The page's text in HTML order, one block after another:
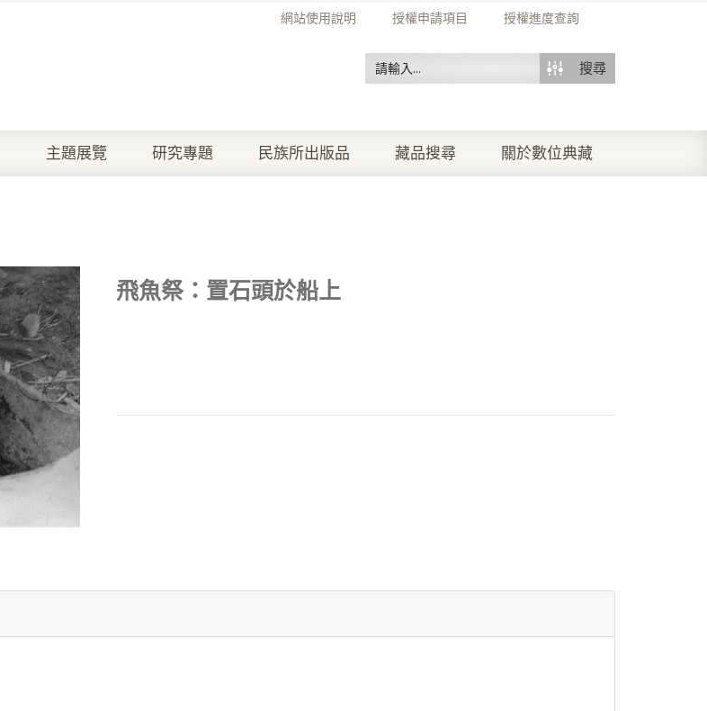
網站使用說明 授權申請項目 授權進度查詢
搜尋
主題展覽 研究專題 民族所出版品 藏品搜尋 關於數位典藏
飛魚祭：置石頭於船上